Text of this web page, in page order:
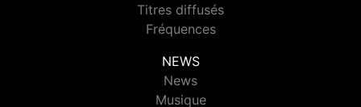
Titres diffusés
Fréquences
NEWS
News
Musique